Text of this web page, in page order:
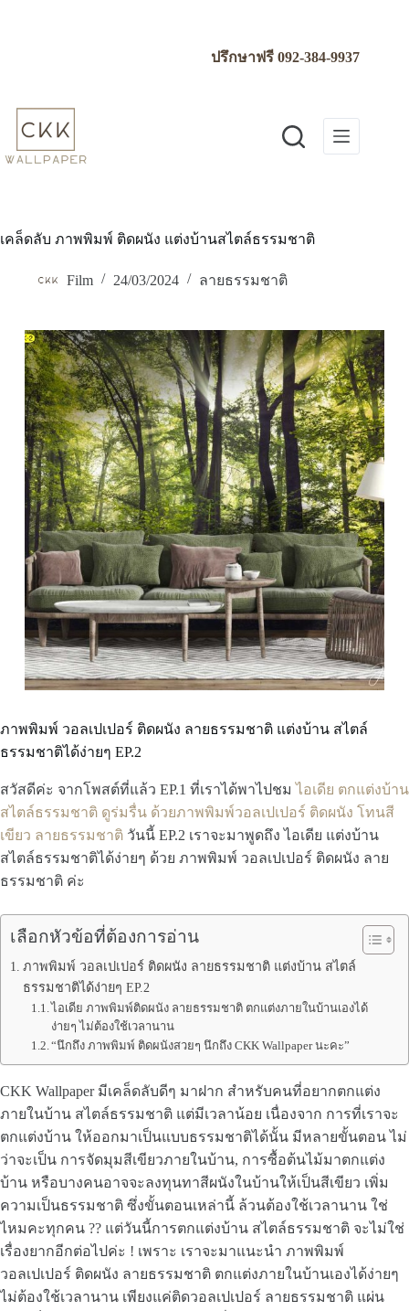
ปรึกษาฟรี092-384-9937
เคล็ดลับ ภาพพิมพ์ ติดผนัง แต่งบ้านสไตล์ธรรมชาติ
Film 24/03/2024 ลายธรรมชาติ
ภาพพิมพ์ วอลเปเปอร์ ติดผนัง ลายธรรมชาติ แต่งบ้าน สไตล์
ธรรมชาติได้ง่ายๆ EP.2
สวัสดีค่ะ จากโพสต์ที่แล้ว EP.1 ที่เราได้พาไปชม ไอเดีย ตกแต่งบ้าน
สไตล์ธรรมชาติ ดูร่มรื่น ด้วยภาพพิมพ์วอลเปเปอร์ ติดผนัง โทนสี
เขียว ลายธรรมชาติ วันนี้ EP.2 เราจะมาพูดถึง ไอเดีย แต่งบ้าน
สไตล์ธรรมชาติได้ง่ายๆ ด้วย ภาพพิมพ์ วอลเปเปอร์ ติดผนัง ลาย
ธรรมชาติ ค่ะ
เลือกหัวข้อที่ต้องการอ่าน
ภาพพิมพ์ วอลเปเปอร์ ติดผนัง ลายธรรมชาติ แต่งบ้าน สไตล์
ธรรมชาติได้ง่ายๆ EP.2
ไอเดีย ภาพพิมพ์ติดผนัง ลายธรรมชาติ ตกแต่งภายในบ้านเองได้
ง่ายๆ ไม่ต้องใช้เวลานาน
“นึกถึง ภาพพิมพ์ ติดผนังสวยๆ นึกถึง CKK Wallpaper นะคะ”
CKK Wallpaper มีเคล็ดลับดีๆ มาฝาก สำหรับคนที่อยากตกแต่ง
ภายในบ้าน สไตล์ธรรมชาติ แต่มีเวลาน้อย เนื่องจาก การที่เราจะ
ตกแต่งบ้าน ให้ออกมาเป็นแบบธรรมชาติได้นั้น มีหลายขั้นตอน ไม่
ว่าจะเป็น การจัดมุมสีเขียวภายในบ้าน, การซื้อต้นไม้มาตกแต่ง
บ้าน หรือบางคนอาจจะลงทุนทาสีผนังในบ้านให้เป็นสีเขียว เพิ่ม
ความเป็นธรรมชาติ ซึ่งขั้นตอนเหล่านี้ ล้วนต้องใช้เวลานาน ใช่
ไหมคะทุกคน ?? แต่วันนี้การตกแต่งบ้าน สไตล์ธรรมชาติ จะไม่ใช่
เรื่องยากอีกต่อไปค่ะ ! เพราะ เราจะมาแนะนำ ภาพพิมพ์
วอลเปเปอร์ ติดผนัง ลายธรรมชาติ ตกแต่งภายในบ้านเองได้ง่ายๆ
ไม่ต้องใช้เวลานาน เพียงแค่ติดวอลเปเปอร์ ลายธรรมชาติ แผ่น